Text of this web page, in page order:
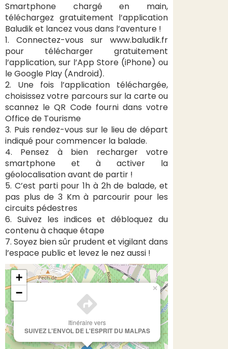
Smartphone chargé en main,
téléchargez gratuitement l’application
Baludik et lancez vous dans l’aventure !
1. Connectez-vous sur www.baludik.fr
pour télécharger gratuitement
l’application, sur l’App Store (iPhone) ou
le Google Play (Android).
2. Une fois l’application téléchargée,
choisissez votre parcours sur la carte ou
scannez le QR Code fourni dans votre
Office de Tourisme
3. Puis rendez-vous sur le lieu de départ
indiqué pour commencer la balade.
4. Pensez à bien recharger votre
smartphone et à activer la
géolocalisation avant de partir !
5. C’est parti pour 1h à 2h de balade, et
pas plus de 3 Km à parcourir pour les
circuits pédestres
6. Suivez les indices et débloquez du
contenu à chaque étape
7. Soyez bien sûr prudent et vigilant dans
l’espace public et levez le nez aussi !
Itinéraire vers
SUIVEZ L'ENVOL DE L'ESPRIT DU MALPAS
×
+
−